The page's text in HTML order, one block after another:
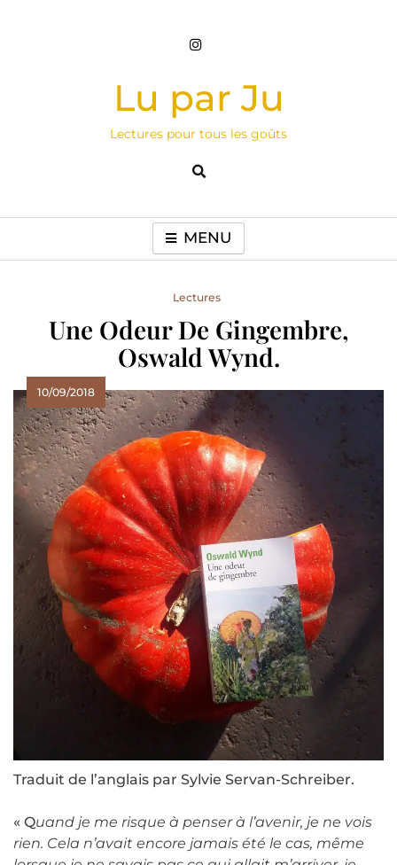
Lu par Ju
Lectures pour tous les goûts
MENU
Lectures
Une Odeur De Gingembre,
Oswald Wynd.
10/09/2018
Traduit de l’anglais par Sylvie Servan-Schreiber.
« Quand je me risque à penser à l’avenir, je ne vois
rien. Cela n’avait encore jamais été le cas, même